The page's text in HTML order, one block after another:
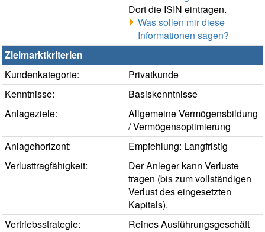
Dort die ISIN eintragen.
Was sollen mir diese
Informationen sagen?
Zielmarktkriterien
Kundenkategorie:
Privatkunde
Kenntnisse:
Basiskenntnisse
Anlageziele:
Allgemeine Vermögensbildung
/ Vermögensoptimierung
Anlagehorizont:
Empfehlung: Langfristig
Verlusttragfähigkeit:
Der Anleger kann Verluste
tragen (bis zum vollständigen
Verlust des eingesetzten
Kapitals).
Vertriebsstrategie:
Reines Ausführungsgeschäft